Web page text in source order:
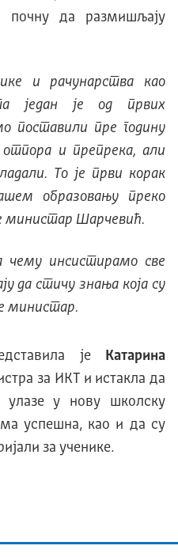
да размишљају
и рачунарства као
један је од првих
поставили пре годину
и препрека, али
То је први корак
образовању преко
министар Шарчевић.
чему инсистирамо све
да стичу знања која су
министар.
јеКатарина
за ИКТ и истакла да
улазе у нову школску
успешна, као и да су
за ученике.